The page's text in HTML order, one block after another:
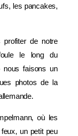
les pancakes,
profiter de notre
le long du
nous faisons un
photos de la
où les
un petit peu